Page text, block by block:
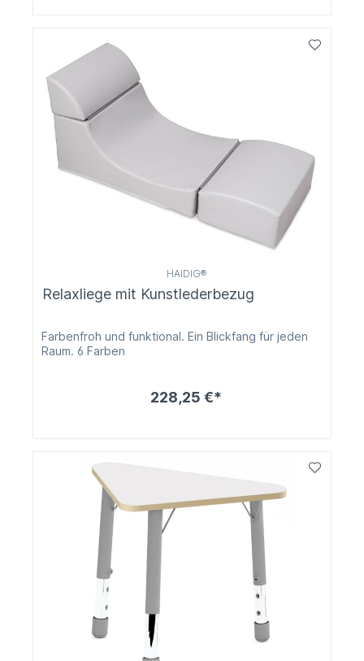
HAIDIG®
Relaxliege mit Kunstlederbezug
Farbenfroh und funktional. Ein Blickfang für jeden
Raum. 6 Farben
228,25 €*